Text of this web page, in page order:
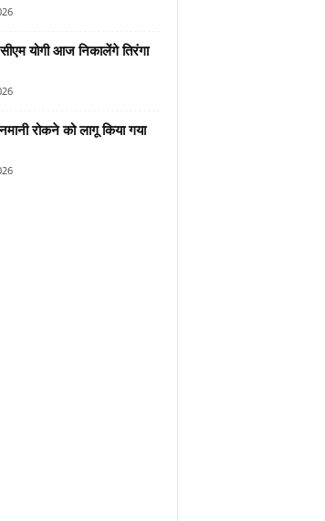
योगी आज निकालेंगे तिरंगा
रोकने को लागू किया गया